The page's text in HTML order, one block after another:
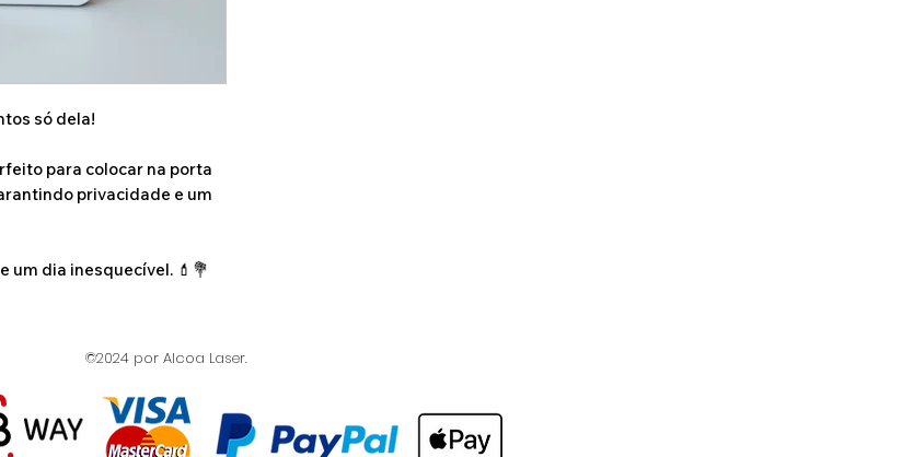
só dela!
para colocar na porta
privacidade e um
um dia inesquecível. 💄💐
©2024 por Alcoa Laser.